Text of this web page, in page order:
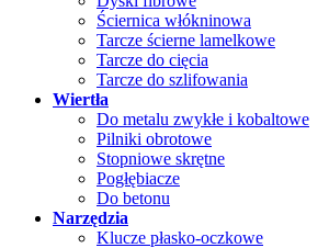
Ściernica włókninowa
Tarcze ścierne lamelkowe
Tarcze do cięcia
Tarcze do szlifowania
Wiertła
Do metalu zwykłe i kobaltowe
Pilniki obrotowe
Stopniowe skrętne
Pogłębiacze
Do betonu
Narzędzia
Klucze płasko-oczkowe